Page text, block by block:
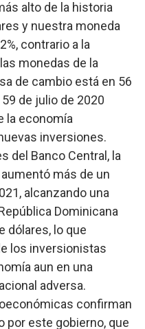
alto de la historia
y nuestra moneda
contrario a la
monedas de la
de cambio está en 56
de julio de 2020
la economía
inversiones.
del Banco Central, la
más de un
alcanzando una
Dominicana
dólares, lo que
los inversionistas
aun en una
adversa.
confirman
por este gobierno, que